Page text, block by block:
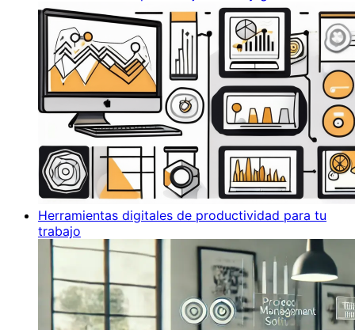
Herramientas digitales de productividad para tu
trabajo